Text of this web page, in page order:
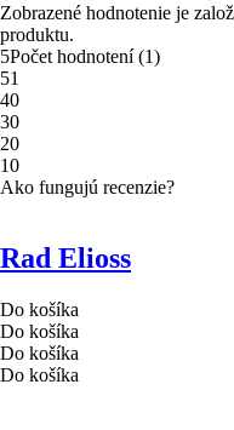
Zobrazené hodnotenie je
produktu.
5Počet hodnotení(1)
51
40
30
20
10
Ako fungujú recenzie?
Rad Elioss
Do košíka
Do košíka
Do košíka
Do košíka